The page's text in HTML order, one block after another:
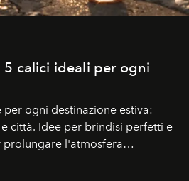
calici ideali per ogni
ogni destinazione estiva:
città. Idee per brindisi perfetti e
prolungare l'atmosfera